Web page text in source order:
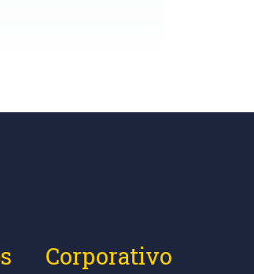
Corporativo